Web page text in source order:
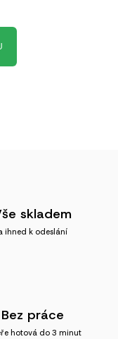
skladem
ihned k odeslání
Bez práce
hotová do 3 minut